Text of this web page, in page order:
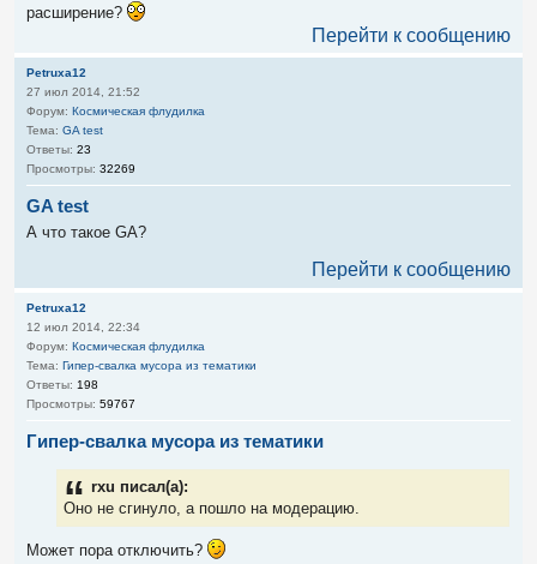
расширение?
Перейти к сообщению
Petruxa12
27 июл 2014, 21:52
Форум: Космическая флудилка
Тема: GA test
Ответы: 23
Просмотры: 32269
GA test
А что такое GA?
Перейти к сообщению
Petruxa12
12 июл 2014, 22:34
Форум: Космическая флудилка
Тема: Гипер-свалка мусора из тематики
Ответы: 198
Просмотры: 59767
Гипер-свалка мусора из тематики
rxu писал(а):
Оно не сгинуло, а пошло на модерацию.
Может пора отключить?